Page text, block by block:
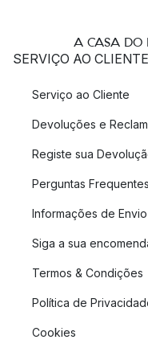
A CASA DO
SERVIÇO AO CLIENTE
Serviço ao Cliente
Devoluções e
Registe sua
Perguntas Frequentes
Informações de Envio
Siga a sua
Termos & Condições
Política de
Cookies